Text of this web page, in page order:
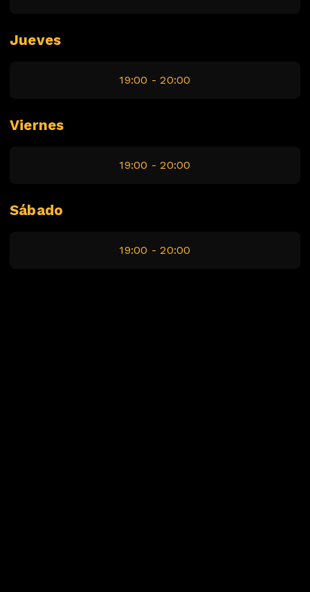
Jueves
19:00 - 20:00
Viernes
19:00 - 20:00
Sábado
19:00 - 20:00